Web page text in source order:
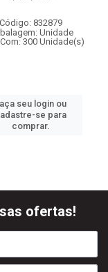
Código: 832879
Unidade
300 Unidade(s)
seu login ou
se para
comprar.
ofertas!